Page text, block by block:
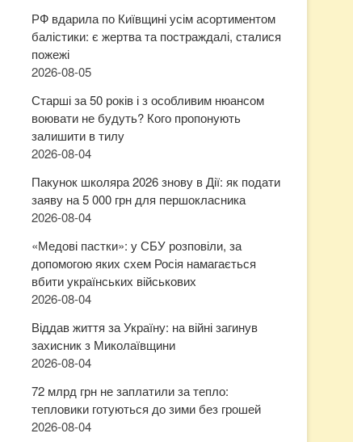
РФ вдарила по Київщині усім асортиментом
балістики: є жертва та постраждалі, сталися
пожежі
2026-08-05
Старші за 50 років і з особливим нюансом
воювати не будуть? Кого пропонують
залишити в тилу
2026-08-04
Пакунок школяра 2026 знову в Дії: як подати
заяву на 5 000 грн для першокласника
2026-08-04
«Медові пастки»: у СБУ розповіли, за
допомогою яких схем Росія намагається
вбити українських військових
2026-08-04
Віддав життя за Україну: на війні загинув
захисник з Миколаївщини
2026-08-04
72 млрд грн не заплатили за тепло:
тепловики готуються до зими без грошей
2026-08-04